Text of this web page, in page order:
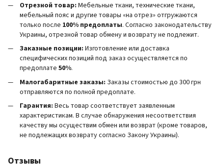
Отрезной товар: Мебельные ткани, технические ткани,
мебельный пояс и другие товары «на отрез» отгружаются
только после 100% предоплаты. Согласно законодательству
Украины, отрезной товар обмену и возврату не подлежит.
Заказные позиции: Изготовление или доставка
специфических позиций под заказ осуществляется по
предоплате 50%.
Малогабаритные заказы: Заказы стоимостью до 300 грн
отправляются по полной предоплате.
Гарантия: Весь товар соответствует заявленным
характеристикам. В случае обнаружения несоответствия
качеству мы осуществим обмен или возврат (кроме товаров,
не подлежащих возврату согласно Закону Украины).
Отзывы